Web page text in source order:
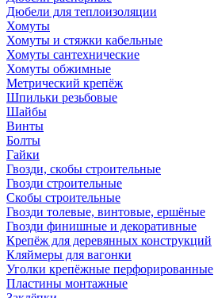
Дюбели для теплоизоляции
Хомуты
Хомуты и стяжки кабельные
Хомуты сантехнические
Хомуты обжимные
Метрический крепёж
Шпильки резьбовые
Шайбы
Винты
Болты
Гайки
Гвозди, скобы строительные
Гвозди строительные
Скобы строительные
Гвозди толевые, винтовые, ершёные
Гвозди финишные и декоративные
Крепёж для деревянных конструкций
Кляймеры для вагонки
Уголки крепёжные перфорированные
Пластины монтажные